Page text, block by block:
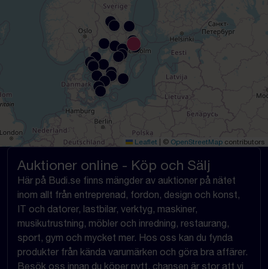
Leaflet © OpenStreetMap contributors
Auktioner online - Köp och Sälj
Här på Budi.se finns mängder av auktioner på nätet
inom allt från entreprenad, fordon, design och konst,
IT och datorer, lastbilar, verktyg, maskiner,
musikutrustning, möbler och inredning, restaurang,
sport, gym och mycket mer. Hos oss kan du fynda
produkter från kända varumärken och göra bra affärer.
Besök oss innan du köper nytt, chansen är stor att vi